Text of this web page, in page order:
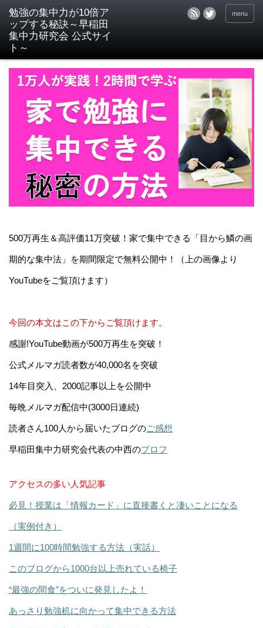
menu
500万再生＆高評価11万突破！家で集中できる「目から鱗の画
期的な集中法」を期間限定で無料公開中！（上の画像より
YouTubeをご覧頂けます）
今回の本文はこの下からご覧頂けます。
感謝!YouTube動画が500万再生を突破！
公式メルマガ読者数が40,000名を突破
14年目突入、2000記事以上を公開中
毎晩メルマガ配信中(3000日連続)
読者さん100人から届いたブログのご感想
早稲田集中力研究会代表の中西のプロフ
アクセスの多い人気記事
必見！授業は「情報カード」に直接書くと凄いことになる
（実例付き）
1週間に100時間勉強する方法（実話）
このブログから1000台以上売れている椅子
“最強の間食”をついに発見したよ！
あっさり勉強机に向かって集中できる方法